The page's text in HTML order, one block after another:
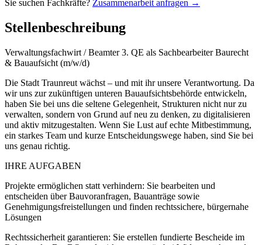
Sie suchen Fachkräfte? Zusammenarbeit anfragen →
Stellenbeschreibung
Verwaltungsfachwirt / Beamter 3. QE als Sachbearbeiter Baurecht
& Bauaufsicht (m/w/d)
Die Stadt Traunreut wächst – und mit ihr unsere Verantwortung. Da
wir uns zur zukünftigen unteren Bauaufsichtsbehörde entwickeln,
haben Sie bei uns die seltene Gelegenheit, Strukturen nicht nur zu
verwalten, sondern von Grund auf neu zu denken, zu digitalisieren
und aktiv mitzugestalten. Wenn Sie Lust auf echte Mitbestimmung,
ein starkes Team und kurze Entscheidungswege haben, sind Sie bei
uns genau richtig.
IHRE AUFGABEN
Projekte ermöglichen statt verhindern: Sie bearbeiten und
entscheiden über Bauvoranfragen, Bauanträge sowie
Genehmigungsfreistellungen und finden rechtssichere, bürgernahe
Lösungen
Rechtssicherheit garantieren: Sie erstellen fundierte Bescheide im